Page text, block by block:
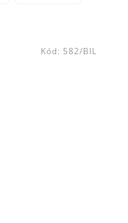
Kód: 582/BIL